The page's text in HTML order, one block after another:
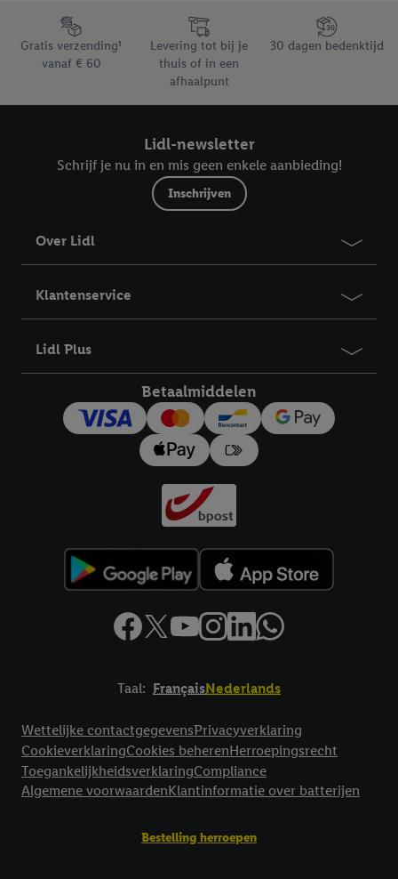
Footerelement met de verschillende USPs van Lidl.be
Gratis verzending¹
vanaf € 60
Levering tot bij je
thuis of in een
afhaalpunt
30 dagen bedenktijd
Lidl-newsletter
Schrijf je nu in en mis geen enkele aanbieding!
Inschrijven
Over Lidl
Klantenservice
Lidl Plus
Betaalmiddelen
Taal: FrançaisNederlands
Wettelijke contactgegevensPrivacyverklaring
CookieverklaringCookies beherenHerroepingsrecht
ToegankelijkheidsverklaringCompliance
Algemene voorwaardenKlantinformatie over batterijen
Bestelling herroepen